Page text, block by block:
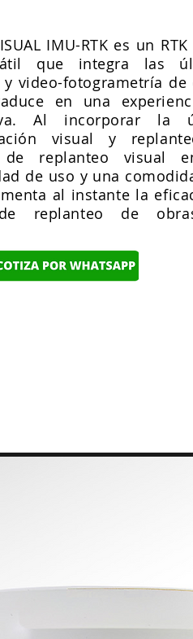
IMU-RTK es un RTK
que integra las
y video-fotogrametría de
en una
Al incorporar la
visual y
de replanteo visual
de uso y una
al instante la
replanteo de